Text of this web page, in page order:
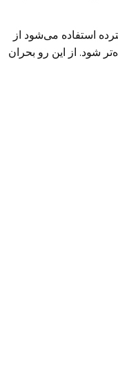
استفاده می‌شود از
شود. از این رو بحران